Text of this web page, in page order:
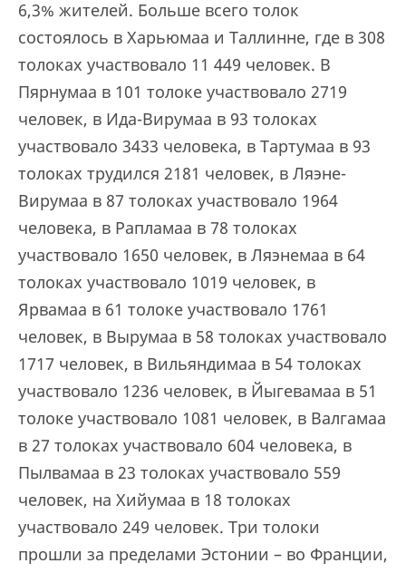
6,3% жителей. Больше всего толок
состоялось в Харьюмаа и Таллинне, где в 308
толоках участвовало 11 449 человек. В
Пярнумаа в 101 толоке участвовало 2719
человек, в Ида-Вирумаа в 93 толоках
участвовало 3433 человека, в Тартумаа в 93
толоках трудился 2181 человек, в Ляэне-
Вирумаа в 87 толоках участвовало 1964
человека, в Рапламаа в 78 толоках
участвовало 1650 человек, в Ляэнемаа в 64
толоках участвовало 1019 человек, в
Ярвамаа в 61 толоке участвовало 1761
человек, в Вырумаа в 58 толоках участвовало
1717 человек, в Вильяндимаа в 54 толоках
участвовало 1236 человек, в Йыгевамаа в 51
толоке участвовало 1081 человек, в Валгамаа
в 27 толоках участвовало 604 человека, в
Пылвамаа в 23 толоках участвовало 559
человек, на Хийумаа в 18 толоках
участвовало 249 человек. Три толоки
прошли за пределами Эстонии – во Франции,